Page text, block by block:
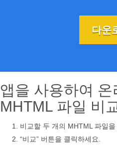
다운
앱을 사용하여 온
MHTML 파일 비
비교할 두 개의 MHTML 파일을
“비교” 버튼을 클릭하세요.